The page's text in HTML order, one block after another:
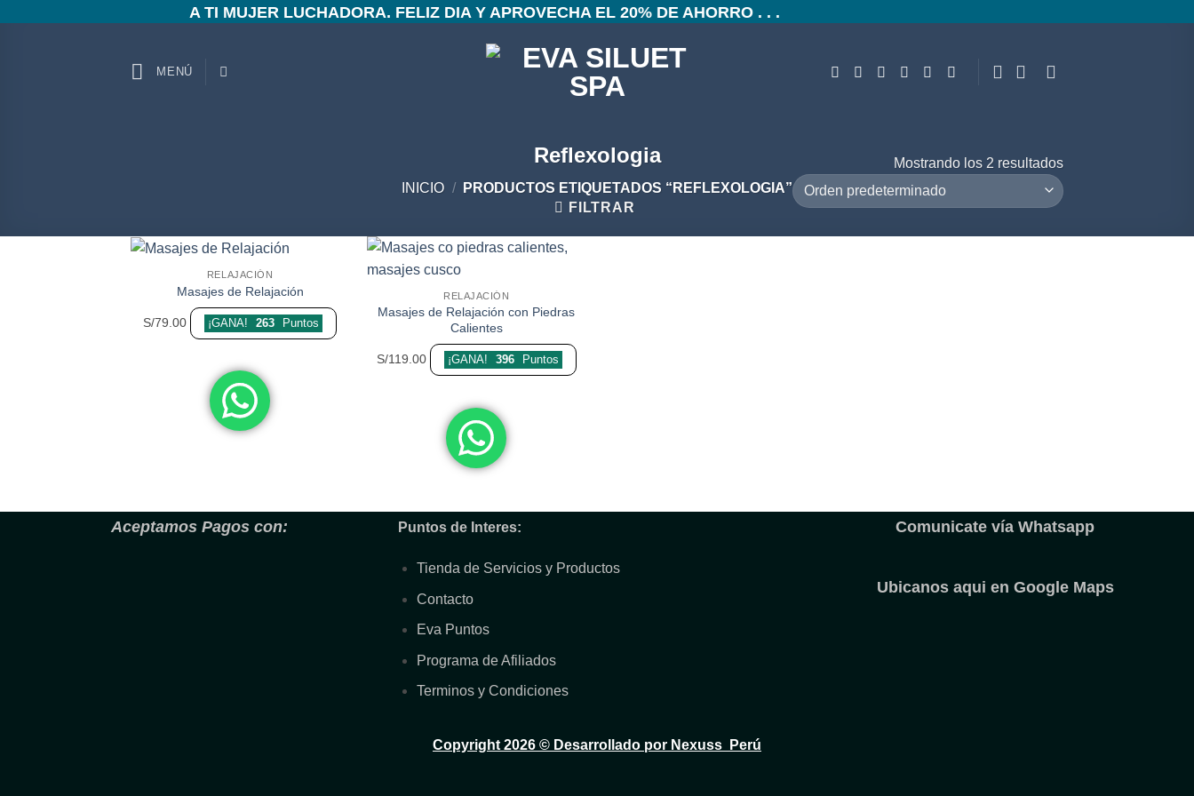
A TI MUJER LUCHADORA, FELIZ DIA Y APROVECHA EL 20% DE AHORRO . . .
MENÚ
Reflexologia
INICIO /
PRODUCTOS ETIQUETADOS “REFLEXOLOGIA”
FILTRAR
Mostrando los 2 resultados
lista de
deseos
RELAJACIÓN
Masajes de Relajación
S/79.00 ¡GANA! 263 Puntos
lista de
RELAJACIÓN
Masajes de Relajación con Piedras
Calientes
S/119.00 ¡GANA! 396 Puntos
Aceptamos Pagos con: Puntos de Interes:
Tienda de Servicios y Productos
Contacto
Eva Puntos
Programa de Afiliados
Terminos y Condiciones
Comunicate vía Whatsapp
Ubicanos aqui en Google Maps
Copyright 2026 © Desarrollado por Nexuss Perú